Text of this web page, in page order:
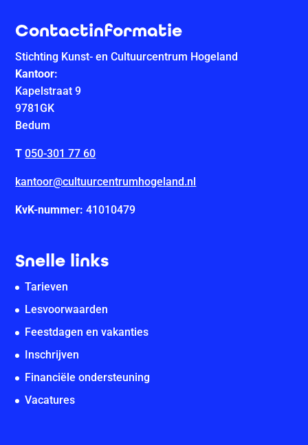
Contactinformatie
Stichting Kunst- en Cultuurcentrum Hogeland
Kantoor:
Kapelstraat 9
9781GK
Bedum
T 050-301 77 60
kantoor@cultuurcentrumhogeland.nl
KvK-nummer: 41010479
Snelle links
Tarieven
Lesvoorwaarden
Feestdagen en vakanties
Inschrijven
Financiële ondersteuning
Vacatures